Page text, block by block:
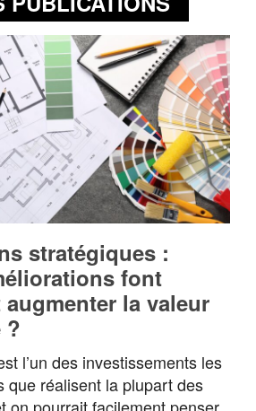
stratégiques :
font
augmenter la valeur
?
l’un des investissements les
que réalisent la plupart des